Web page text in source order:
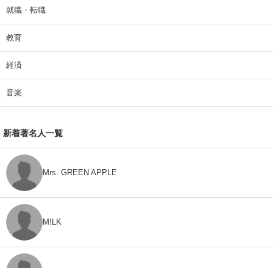
就職・転職
教育
経済
音楽
新着著名人一覧
Mrs. GREEN APPLE
M!LK